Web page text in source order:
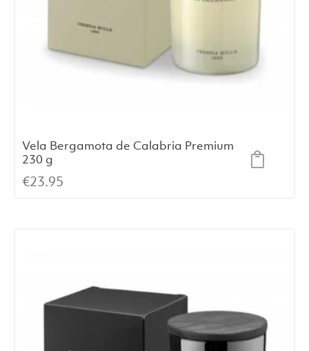
Vela Bergamota de Calabria Premium
230 g
€23.95